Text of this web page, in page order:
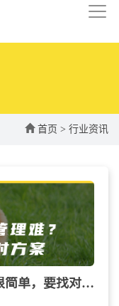
首页 > 行业资讯
夏季宠物店异味管理难？其实很简单，要找对方法！